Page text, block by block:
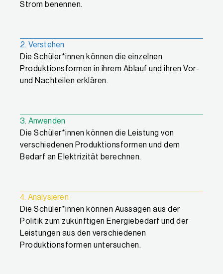
Strom benennen.
2. Verstehen
Die Schüler*innen können die einzelnen
Produktionsformen in ihrem Ablauf und ihren Vor-
und Nachteilen erklären.
3. Anwenden
Die Schüler*innen können die Leistung von
verschiedenen Produktionsformen und dem
Bedarf an Elektrizität berechnen.
4. Analysieren
Die Schüler*innen können Aussagen aus der
Politik zum zukünftigen Energiebedarf und der
Leistungen aus den verschiedenen
Produktionsformen untersuchen.